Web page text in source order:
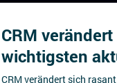
CRM
wichtigsten
CRM verändert sich